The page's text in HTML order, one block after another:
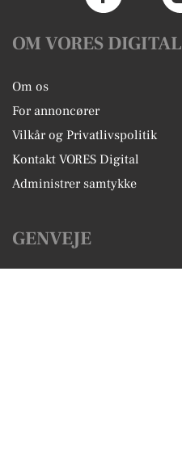
OM VORES DIGITAL
Om os
For annoncører
Vilkår og Privatlivspolitik
Kontakt VORES Digital
Administrer samtykke
GENVEJE